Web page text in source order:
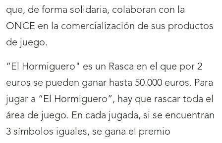
que, de forma solidaria, colaboran con la
ONCE en la comercialización de sus productos
de juego.
“El Hormiguero" es un Rasca en el que por 2
euros se pueden ganar hasta 50.000 euros. Para
jugar a “El Hormiguero”, hay que rascar toda el
área de juego. En cada jugada, si se encuentran
3 símbolos iguales, se gana el premio